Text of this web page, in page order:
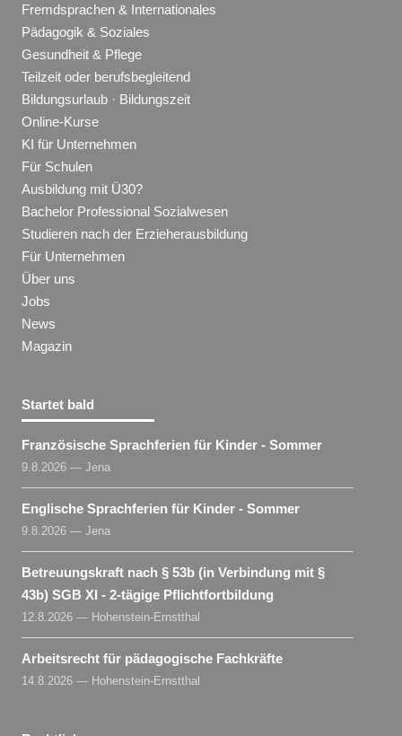
Fremdsprachen & Internationales
Pädagogik & Soziales
Gesundheit & Pflege
Teilzeit oder berufsbegleitend
Bildungsurlaub · Bildungszeit
Online-Kurse
KI für Unternehmen
Für Schulen
Ausbildung mit Ü30?
Bachelor Professional Sozialwesen
Studieren nach der Erzieherausbildung
Für Unternehmen
Über uns
Jobs
News
Magazin
Startet bald
Französische Sprachferien für Kinder - Sommer
9.8.2026 — Jena
Englische Sprachferien für Kinder - Sommer
9.8.2026 — Jena
Betreuungskraft nach § 53b (in Verbindung mit §
43b) SGB XI - 2-tägige Pflichtfortbildung
12.8.2026 — Hohenstein-Ernstthal
Arbeitsrecht für pädagogische Fachkräfte
14.8.2026 — Hohenstein-Ernstthal